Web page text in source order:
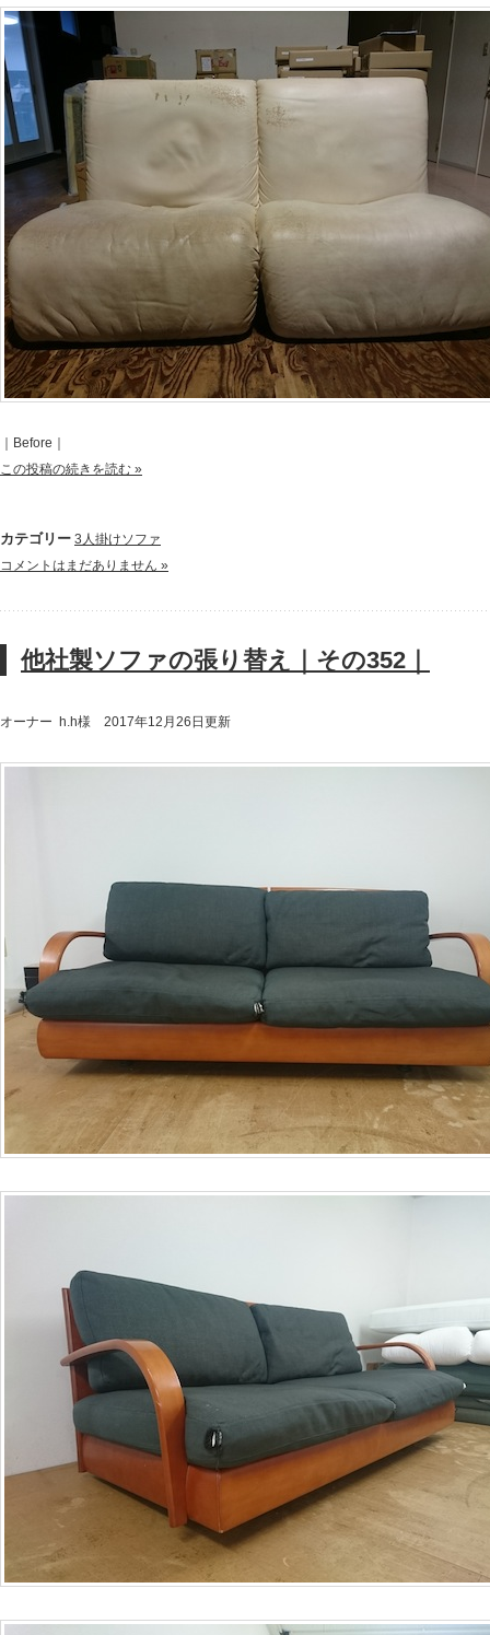
｜Before｜
この投稿の続きを読む »
カテゴリー 3人掛けソファ
コメントはまだありません »
他社製ソファの張り替え｜その352｜
オーナー h.h様 2017年12月26日更新